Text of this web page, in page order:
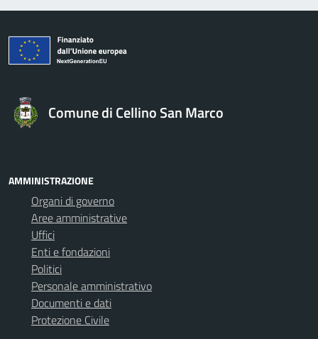
Comune di Cellino San Marco
AMMINISTRAZIONE
Organi di governo
Aree amministrative
Uffici
Enti e fondazioni
Politici
Personale amministrativo
Documenti e dati
Protezione Civile